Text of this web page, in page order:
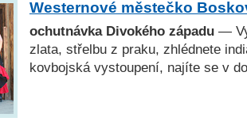
Westernové městečko
ochutnávka Divokého západu —
zlata, střelbu z praku, zhlédnete
kovbojská vystoupení, najíte se v